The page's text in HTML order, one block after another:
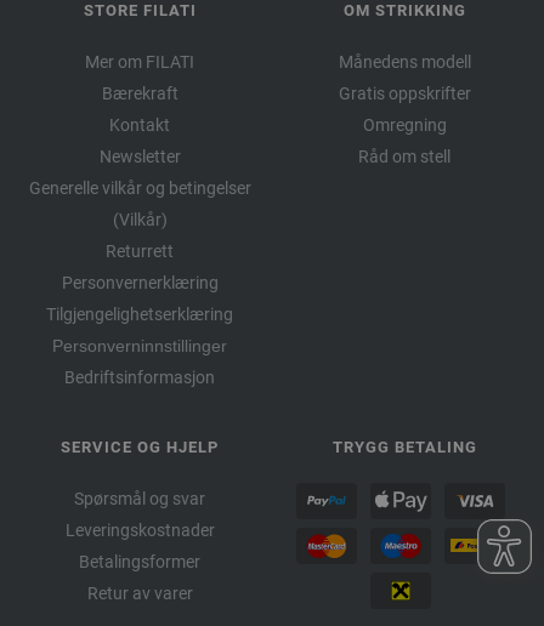
STORE FILATI
Mer om FILATI
Bærekraft
Kontakt
Newsletter
Generelle vilkår og betingelser
(Vilkår)
Returrett
Personvernerklæring
Tilgjengelighetserklæring
Personverninnstillinger
Bedriftsinformasjon
OM STRIKKING
Månedens modell
Gratis oppskrifter
Omregning
Råd om stell
SERVICE OG HJELP
Spørsmål og svar
Leveringskostnader
Betalingsformer
Retur av varer
TRYGG BETALING